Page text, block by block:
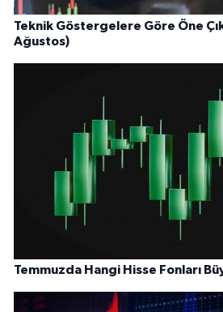
Teknik Göstergelere Göre Öne
Ağustos)
Temmuzda Hangi Hisse Fonları